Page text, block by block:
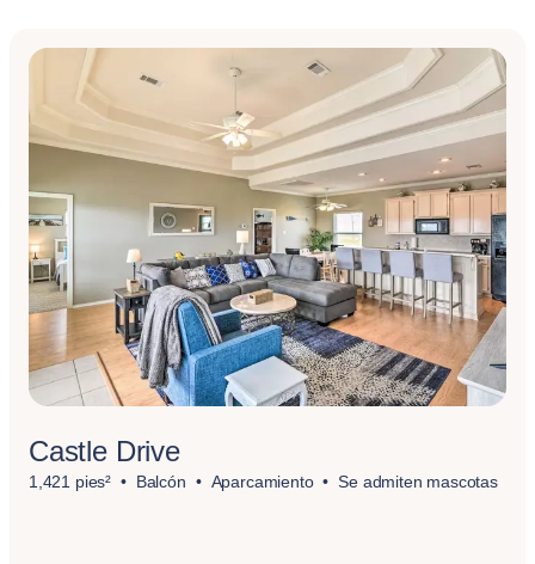
Castle Drive
1,421 pies² Balcón Aparcamiento Se admiten mascotas